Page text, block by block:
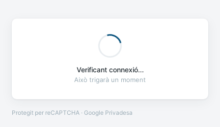
Verificant connexió...
Això trigarà un moment
Protegit per reCAPTCHA · Google Privadesa